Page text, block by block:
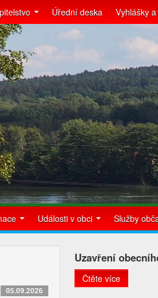
Úřední deska Vyhlášky
Události v obci Služby
05.09.2026
Uzavření
Čtěte více